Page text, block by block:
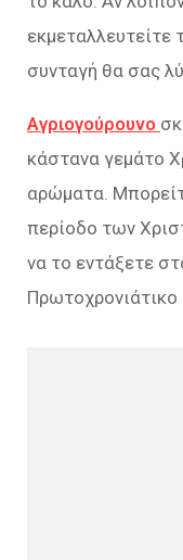
εκμεταλλευτείτε
συνταγή θα σας
Αγριογούρουνο
κάστανα γεμάτο
αρώματα.
περίοδο των
να το εντάξετε